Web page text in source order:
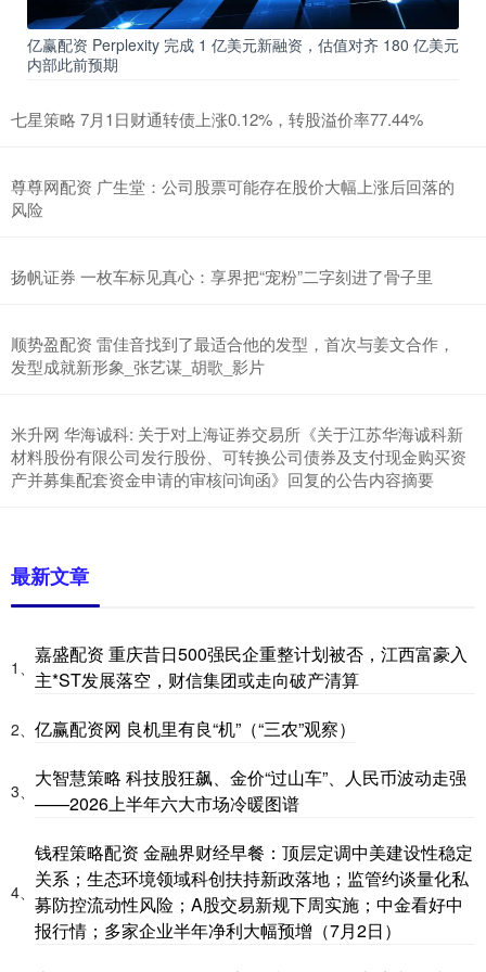
亿赢配资 Perplexity 完成 1 亿美元新融资，估值对齐 180 亿美元
内部此前预期
七星策略 7月1日财通转债上涨0.12%，转股溢价率77.44%
尊尊网配资 广生堂：公司股票可能存在股价大幅上涨后回落的
风险
扬帆证券 一枚车标见真心：享界把“宠粉”二字刻进了骨子里
顺势盈配资 雷佳音找到了最适合他的发型，首次与姜文合作，
发型成就新形象_张艺谋_胡歌_影片
米升网 华海诚科: 关于对上海证券交易所《关于江苏华海诚科新
材料股份有限公司发行股份、可转换公司债券及支付现金购买资
产并募集配套资金申请的审核问询函》回复的公告内容摘要
最新文章
1、
嘉盛配资 重庆昔日500强民企重整计划被否，江西富豪入
主*ST发展落空，财信集团或走向破产清算
2、 亿赢配资网 良机里有良“机”（“三农”观察）
3、
大智慧策略 科技股狂飙、金价“过山车”、人民币波动走强
——2026上半年六大市场冷暖图谱
4、
钱程策略配资 金融界财经早餐：顶层定调中美建设性稳定
关系；生态环境领域科创扶持新政落地；监管约谈量化私
募防控流动性风险；A股交易新规下周实施；中金看好中
报行情；多家企业半年净利大幅预增（7月2日）